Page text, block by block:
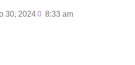
30, 2024 8:33 am